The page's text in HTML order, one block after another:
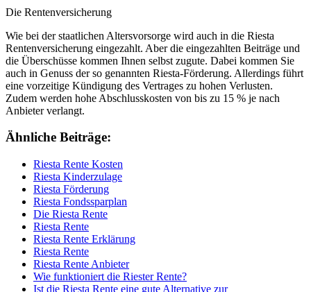
Die Rentenversicherung
Wie bei der staatlichen Altersvorsorge wird auch in die Riesta
Rentenversicherung eingezahlt. Aber die eingezahlten Beiträge und
die Überschüsse kommen Ihnen selbst zugute. Dabei kommen Sie
auch in Genuss der so genannten Riesta-Förderung. Allerdings führt
eine vorzeitige Kündigung des Vertrages zu hohen Verlusten.
Zudem werden hohe Abschlusskosten von bis zu 15 % je nach
Anbieter verlangt.
Ähnliche Beiträge:
Riesta Rente Kosten
Riesta Kinderzulage
Riesta Förderung
Riesta Fondssparplan
Die Riesta Rente
Riesta Rente
Riesta Rente Erklärung
Riesta Rente
Riesta Rente Anbieter
Wie funktioniert die Riester Rente?
Ist die Riesta Rente eine gute Alternative zur